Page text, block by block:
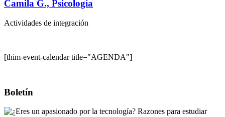
Camila G., Psicología
Actividades de integración
[thim-event-calendar title="AGENDA"]
Boletín